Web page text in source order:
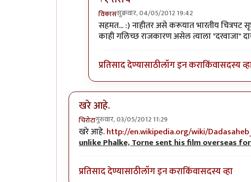
विकासशुक्रवार, 04/05/2012 19:42
In reply toरामसे बंधु.byपरिकथेतील राजकुमार
सहमत... :) नाहीतर असे करूयात भारतीय
काही गलिच्छ राजकारण असेल त्याला "दरवाजा"
प्रतिसाद देण्यासाठीलॉग इन कराकिंवासदस्य
खरे आहे.
चिरोटागुरुवार, 03/05/2012 11:29
खरे आहे.http://en.wikipedia.org/wiki/
unlike Phalke, Torne sent his film overseas
प्रतिसाद देण्यासाठीलॉग इन कराकिंवासदस्य व्हा